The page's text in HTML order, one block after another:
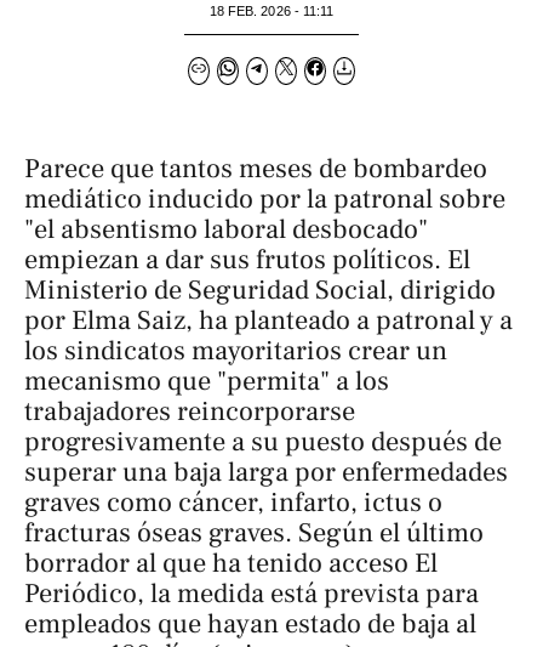
18 FEB. 2026 - 11:11
Parece que tantos meses de bombardeo
mediático inducido por la patronal sobre
"el absentismo laboral desbocado"
empiezan a dar sus frutos políticos. El
Ministerio de Seguridad Social, dirigido
por Elma Saiz, ha planteado a patronal y a
los sindicatos mayoritarios crear un
mecanismo que "permita" a los
trabajadores reincorporarse
progresivamente a su puesto después de
superar una baja larga por enfermedades
graves como cáncer, infarto, ictus o
fracturas óseas graves. Según el último
borrador al que ha tenido acceso El
Periódico, la medida está prevista para
empleados que hayan estado de baja al